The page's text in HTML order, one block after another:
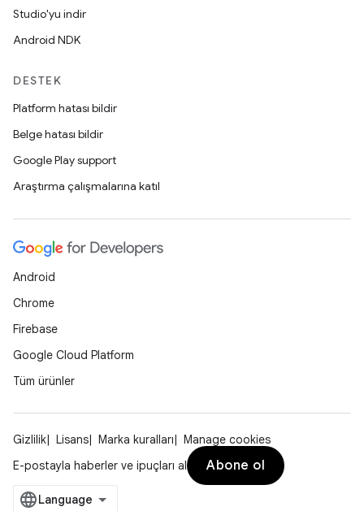
Studio'yu indir
Android NDK
DESTEK
Platform hatası bildir
Belge hatası bildir
Google Play support
Araştırma çalışmalarına katıl
Android
Chrome
Firebase
Google Cloud Platform
Tüm ürünler
Gizlilik Lisans Marka kuralları
Manage cookies
E-postayla haberler ve ipuçları al
Abone ol